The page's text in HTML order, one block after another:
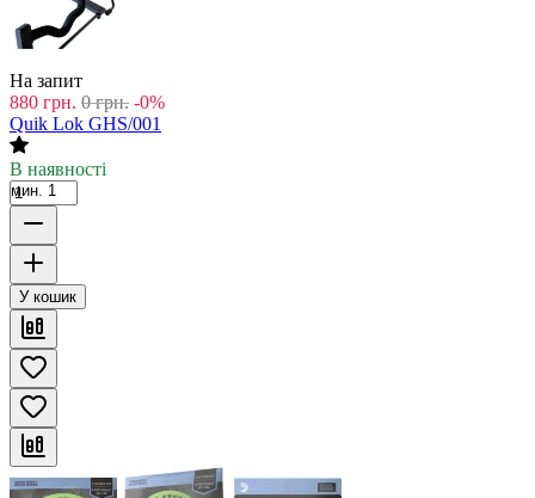
На запит
880 грн. 0 грн. -0%
Quik Lok GHS/001
В наявності
мин. 1
У кошик